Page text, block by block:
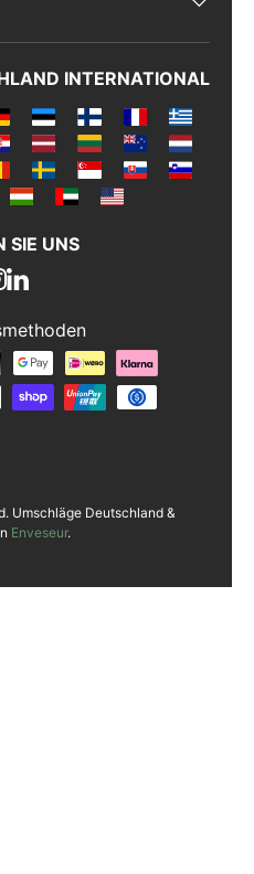
INTERNATIONAL
SIE UNS
Zahlungsmethoden
Umschläge Deutschland &
Enveseur.